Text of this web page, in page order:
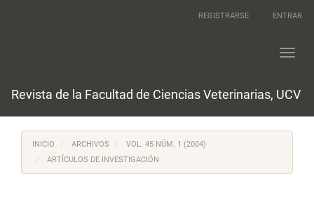
REGISTRARSE ENTRAR
Revista de la Facultad de Ciencias Veterinarias, UCV
INICIO ARCHIVOS
VOL. 45 NÚM. 1 (2004)
ARTÍCULOS DE INVESTIGACIÓN